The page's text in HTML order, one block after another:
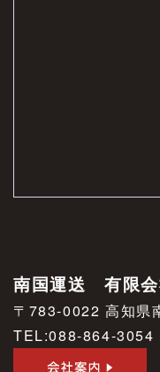
南国運送 有限
〒783-0022 高知県
TEL:088-864-3054